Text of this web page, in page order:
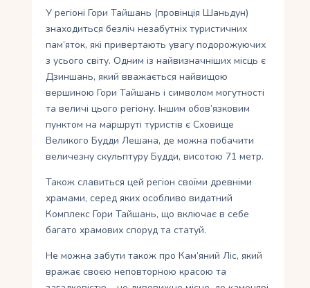
У регіоні Гори Тайшань (провінція Шаньдун)
знаходиться безліч незабутніх туристичних
пам’яток, які привертають увагу подорожуючих
з усього світу. Одним із найвизначніших місць є
Дзиншань, який вважається найвищою
вершиною Гори Тайшань і символом могутності
та величі цього регіону. Іншим обов’язковим
пунктом на маршруті туристів є Сховище
Великого Будди Лешана, де можна побачити
величезну скульптуру Будди, висотою 71 метр.
Також славиться цей регіон своїми древніми
храмами, серед яких особливо видатний
Комплекс Гори Тайшань, що включає в себе
багато храмових споруд та статуй.
Не можна забути також про Кам’яний Ліс, який
вражає своєю неповторною красою та